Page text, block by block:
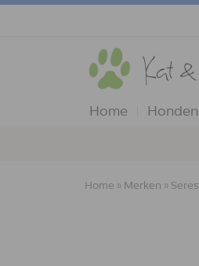
Home Honden
Home » Merken »